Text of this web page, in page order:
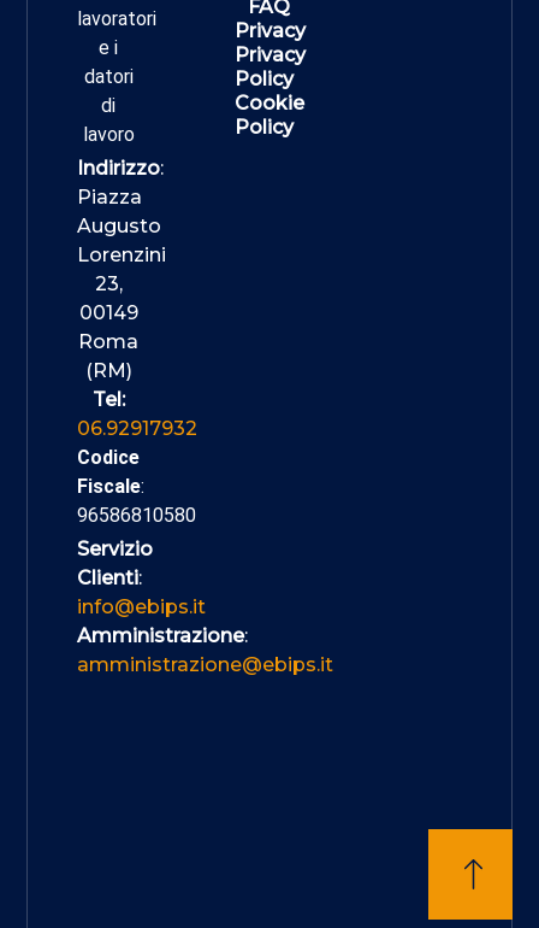
lavoratori
e i
datori
di
lavoro
Indirizzo:
Piazza
Augusto
Lorenzini
23,
00149
Roma
(RM)
Tel:
06.92917932
Codice
Fiscale:
96586810580
Servizio
Clienti:
info@ebips.it
Amministrazione:
amministrazione@ebips.it
FAQ
Privacy
Privacy
Policy
Cookie
Policy